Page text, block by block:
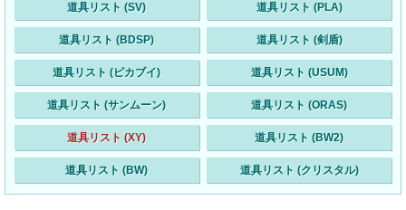
道具リスト (SV) 道具リスト (PLA)
道具リスト (BDSP) 道具リスト (剣盾)
道具リスト (ピカブイ) 道具リスト (USUM)
道具リスト (サンムーン) 道具リスト (ORAS)
道具リスト (XY) 道具リスト (BW2)
道具リスト (BW) 道具リスト (クリスタル)